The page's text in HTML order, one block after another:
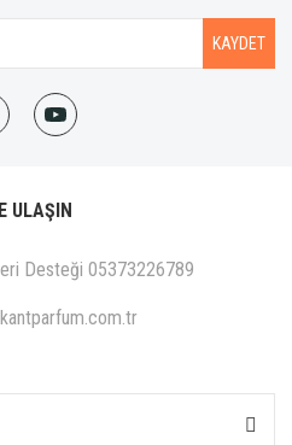
KAYDET
ULAŞIN
Desteği 05373226789